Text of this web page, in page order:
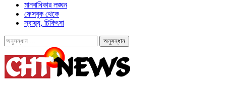
মানবাধিকার লঙ্ঘন
ফেসবুক থেকে
স্বাস্থ্য, চিকিৎসা